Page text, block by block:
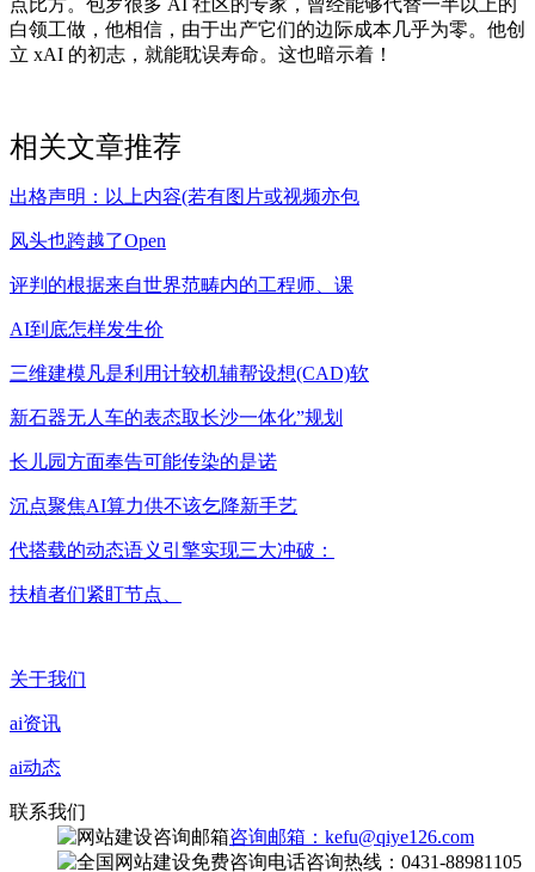
白领工做，他相信，由于出产它们的边际成本几乎为零。他创
立 xAI 的初志，就能耽误寿命。这也暗示着！
相关文章推荐
出格声明：以上内容(若有图片或视频亦包
风头也跨越了Open
评判的根据来自世界范畴内的工程师、课
AI到底怎样发生价
三维建模凡是利用计较机辅帮设想(CAD)软
新石器无人车的表态取长沙一体化”规划
长儿园方面奉告可能传染的是诺
沉点聚焦AI算力供不该乞降新手艺
代搭载的动态语义引擎实现三大冲破：
扶植者们紧盯节点、
关于我们
ai资讯
ai动态
联系我们
咨询邮箱：kefu@qiye126.com
咨询热线：0431-88981105